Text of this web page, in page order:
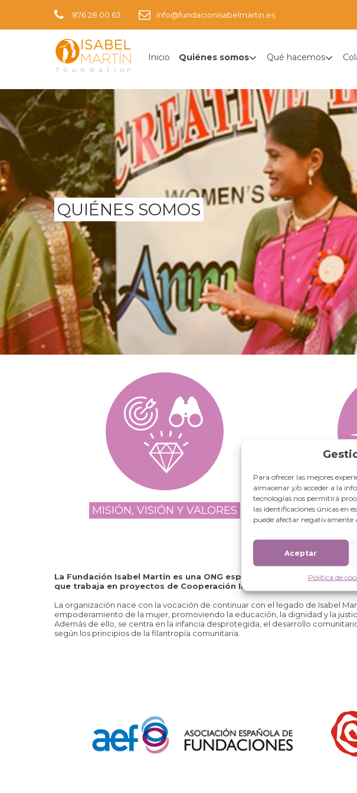
Para ofrecer las mejores
almacenar y/o acceder a la
tecnologías nos permitirá
las identificaciones únicas en
puede afectar negativamente
Aceptar
Política de
876 28 00 63 info@fundacionisabelmartin.es
Inicio Quiénes somos Qué hacemos
QUIÉNES SOMOS
MISIÓN, VISIÓN Y VALORES
La Fundación Isabel Martín es una ONG española, de ámbito estatal,
que trabaja en proyectos de Cooperación Internacional al Desarrollo.
La organización nace con la vocación de continuar con el legado de Isabel
empoderamiento de la mujer, promoviendo la educación, la dignidad y la
Además de ello, se centra en la infancia desprotegida, el desarrollo
según los principios de la filantropía comunitaria.